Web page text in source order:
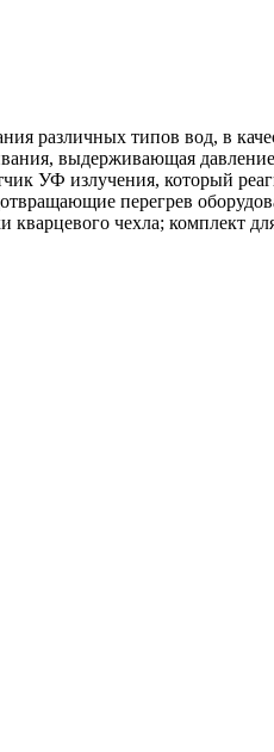
различных типов вод, в
выдерживающая
УФ излучения, который
перегрев
чехла; комплект